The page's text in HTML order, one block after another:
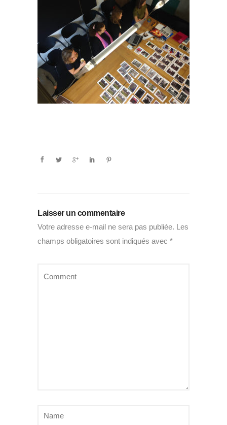
Laisser un commentaire
Votre adresse e-mail ne sera pas publiée. Les
champs obligatoires sont indiqués avec *